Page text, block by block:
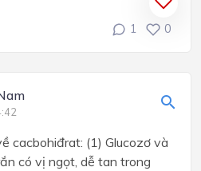
1 0
cacbohiđrat: (1) Glucozơ và
có vị ngọt, dễ tan trong